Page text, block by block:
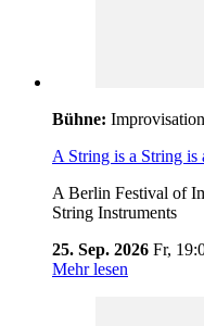
Bühne:
A String is a String is
A Berlin Festival of
String Instruments
25. Sep. 2026 Fr,
Mehr lesen